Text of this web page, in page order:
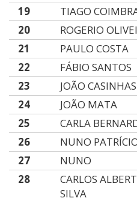
19
TIAGO
20
ROGERIO
21
PAULO COSTA
22
FÁBIO SANTOS
23
JOÃO CASINHAS
24
JOÃO MATA
25
CARLA
26
NUNO
27
NUNO
28
CARLOS
SILVA